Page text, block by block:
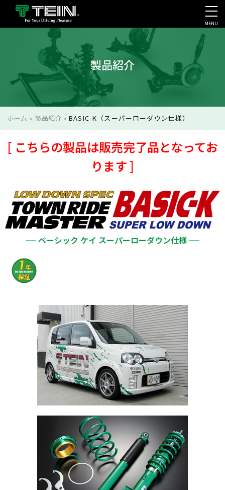
会社案内・採用・IR
MENU
製品紹介
ホーム » 製品紹介»BASIC-K（スーパーローダウン仕様）
[ こちらの製品は販売完了品となってお
ります ]
ベーシック ケイ スーパーローダウン仕様